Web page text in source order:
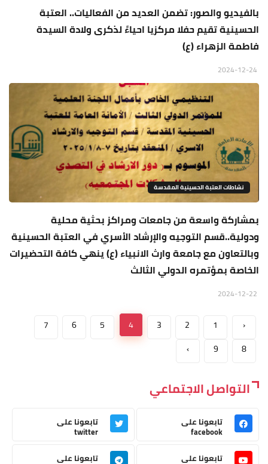
بالفيديو والصور: تضمن العديد من الفعاليات.. العتبة
الحسينية تقيم حفلا مركزيا احياءً لذكرى ولادة السيدة
فاطمة الزهراء (ع)
نشاطات العتبة الحسينية المقدسة
بمشاركة واسعة من جامعات ومراكز بحثية محلية
ودولية..قسم التوجيه والإرشاد الأسري في العتبة الحسينية
وبالتعاون مع جامعة وارث الانبياء (ع) ينهي كافة التحضيرات
الخاصة بمؤتمره الدولي الثالث
‹
1
2
3
4
5
6
7
8
9
›
التواصل الاجتماعي
تابعونا على
facebook
تابعونا على
twitter
تابعونا على
تابعونا على